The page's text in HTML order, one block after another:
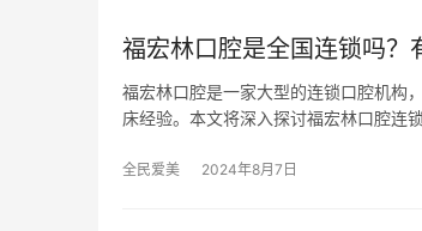
福宏林口腔是全国连锁吗？
福宏林口腔是一家大型的连锁口腔机构
床经验。本文将深入探讨福宏林口腔连
全民爱美 2024年8月7日